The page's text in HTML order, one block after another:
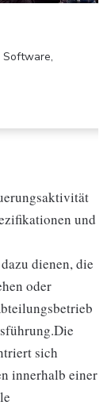
Software,
und
dienen, die
oder
sich
innerhalb einer